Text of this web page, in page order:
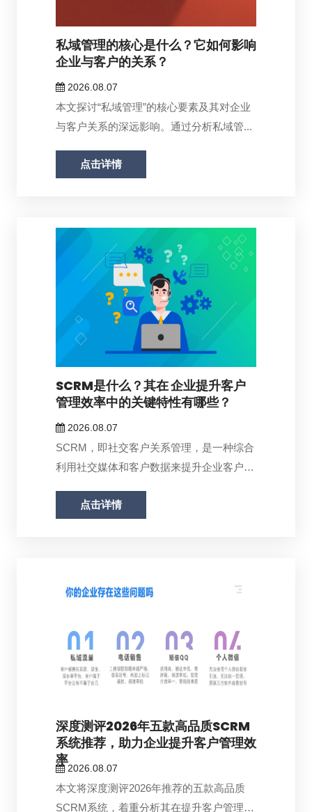
私域管理的核心是什么？它如何影响
企业与客户的关系？
2026.08.07
本文探讨“私域管理”的核心要素及其对企业
与客户关系的深远影响。通过分析私域管...
点击详情
SCRM是什么？其在 企业提升客户
管理效率中的关键特性有哪些？
2026.08.07
SCRM，即社交客户关系管理，是一种综合
利用社交媒体和客户数据来提升企业客户管
点击详情
深度测评2026年五款高品质SCRM
系统推荐，助力企业提升客户管理效
率2026.08.07
本文将深度测评2026年推荐的五款高品质
SCRM系统，着重分析其在提升客户管理效